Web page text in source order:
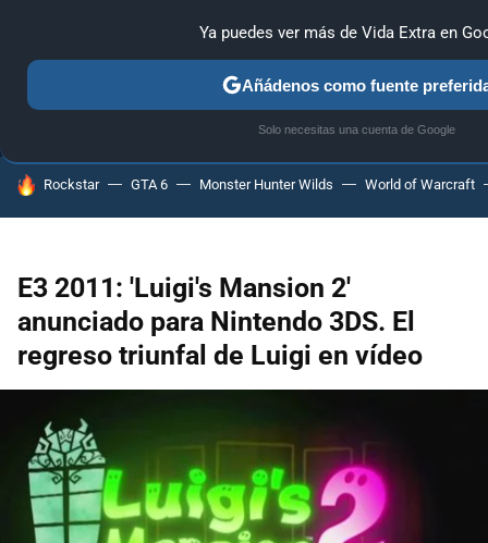
MENÚ NUEVO
PC SONY NINTENDO
HOY SE HABLA DE
Rockstar GTA 6 Monster Hunter Wilds World of Warcraft
E3 2011: 'Luigi's Mansion 2'
anunciado para Nintendo 3DS. El
regreso triunfal de Luigi en vídeo
Ya puedes ver más de Vida Extra en
Añádenos como fuente
Solo necesitas una cuenta de Google